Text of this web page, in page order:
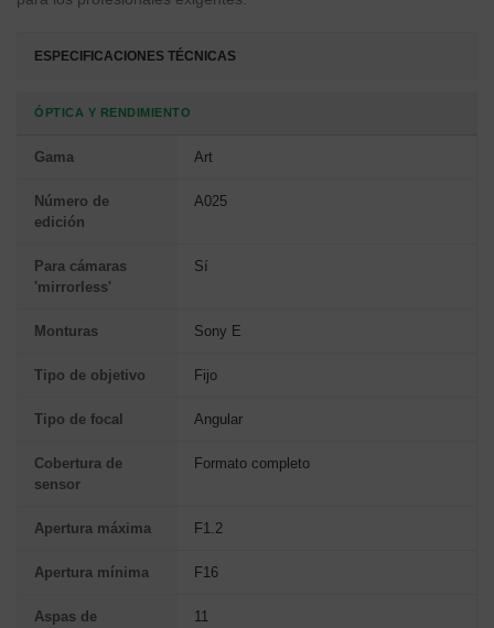
ESPECIFICACIONES TÉCNICAS
ÓPTICA Y RENDIMIENTO
Gama Art
Número de
edición
A025
Para cámaras
'mirrorless'
Sí
Monturas Sony E
Tipo de objetivo Fijo
Tipo de focal Angular
Cobertura de
sensor
Formato completo
Apertura máxima F1.2
Apertura mínima F16
Aspas de
11